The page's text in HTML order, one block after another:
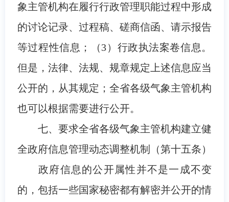
象主管机构在履行行政管理职能过程中形成
的讨论记录、过程稿、磋商信函、请示报告
等过程性信息；（3）行政执法案卷信息。
但是，法律、法规、规章规定上述信息应当
公开的，从其规定；全省各级气象主管机构
也可以根据需要进行公开。
七、要求全省各级气象主管机构建立健
全政府信息管理动态调整机制（第十五条）
政府信息的公开属性并不是一成不变
的，包括一些国家秘密都有解密并公开的情